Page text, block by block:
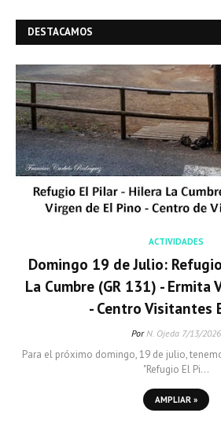
DESTACAMOS
ACTIVIDADES
Domingo 19 de Julio:
La Cumbre (GR 131) - Ermita
- Centro Visitantes
Por N. Ojeda 7/13/2026
Para el próximo domingo, 19 de julio,
"Refugio El Pi…
AMPLIAR »